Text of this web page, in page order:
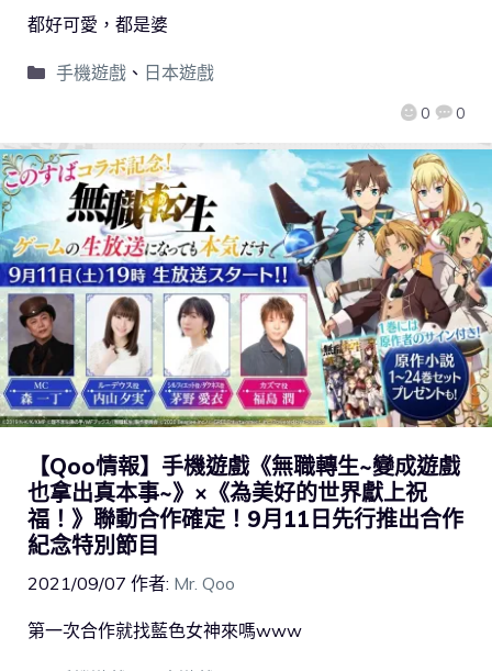
0 0
都好可愛，都是婆
手機遊戲、 日本遊戲
【Qoo情報】手機遊戲《無職轉生~變成遊戲
也拿出真本事~》×《為美好的世界獻上祝
福！》聯動合作確定！9月11日先行推出合作
紀念特別節目
2021/09/07 作者: Mr. Qoo
第一次合作就找藍色女神來嗎www